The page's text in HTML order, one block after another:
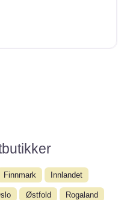
Finnmark Innlandet
Østfold Rogaland